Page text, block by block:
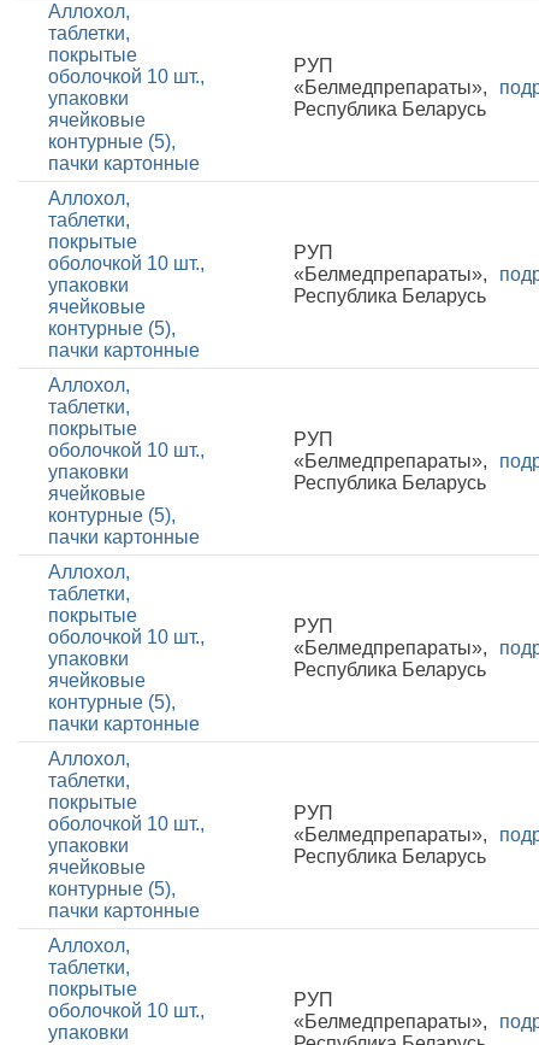
Аллохол,
таблетки,
покрытые
оболочкой 10 шт.,
упаковки
ячейковые
контурные (5),
пачки картонные
РУП
«Белмедпрепараты»,
Республика Беларусь
Аллохол,
таблетки,
покрытые
оболочкой 10 шт.,
упаковки
ячейковые
контурные (5),
пачки картонные
РУП
«Белмедпрепараты»,
Республика Беларусь
Аллохол,
таблетки,
покрытые
оболочкой 10 шт.,
упаковки
ячейковые
контурные (5),
пачки картонные
РУП
«Белмедпрепараты»,
Республика Беларусь
Аллохол,
таблетки,
покрытые
оболочкой 10 шт.,
упаковки
ячейковые
контурные (5),
пачки картонные
РУП
«Белмедпрепараты»,
Республика Беларусь
Аллохол,
таблетки,
покрытые
оболочкой 10 шт.,
упаковки
ячейковые
контурные (5),
пачки картонные
РУП
«Белмедпрепараты»,
Республика Беларусь
Аллохол,
таблетки,
покрытые
оболочкой 10 шт.,
упаковки
РУП
«Белмедпрепараты»,